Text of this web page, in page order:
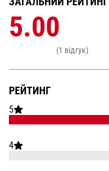
РЕЙТИНГ
5
4
5.00
(1 відгук)